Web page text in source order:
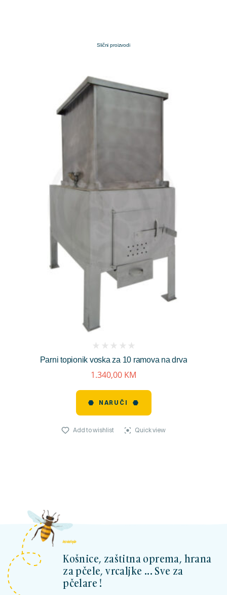
Slični proizvodi
Parni topionik voska za 10 ramova na drva
reviews)
1.340,00 KM
NARUČI
Add to wishlist Quick view
kosnicashop.ba
Košnice, zaštitna oprema, hrana
za pčele, vrcaljke ... Sve za
pčelare !